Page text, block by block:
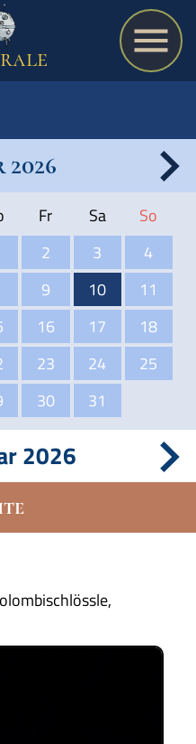
2026
Fr Sa
So
2 3
4
9 10
11
16 17
18
23 24
25
30 31
2026